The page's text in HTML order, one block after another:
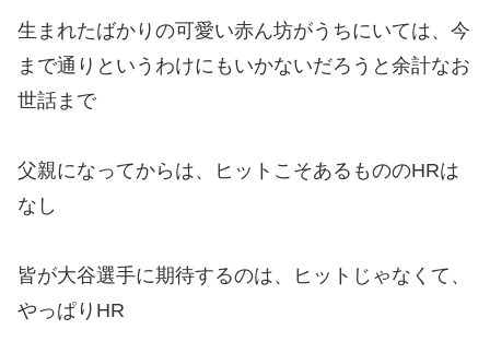
生まれたばかりの可愛い赤ん坊がうちにいては、今
まで通りというわけにもいかないだろうと余計なお
世話まで
父親になってからは、ヒットこそあるもののHRは
なし
皆が大谷選手に期待するのは、ヒットじゃなくて、
やっぱりHR